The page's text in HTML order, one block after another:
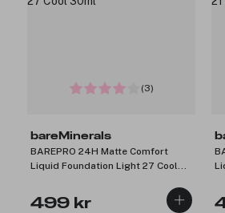
(3)
bareMinerals
BAREPRO 24H Matte Comfort
Liquid Foundation Light 27 Cool
499 kr